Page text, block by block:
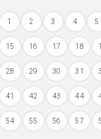
1 2 3 4 5
15 16 17 18
28 29 30 31
41 42 43 44
54 55 56 57